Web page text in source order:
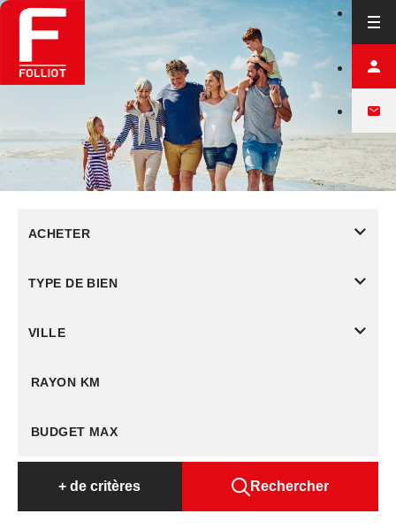
ACHETER
TYPE DE BIEN
VILLE
RAYON KM
+ de critères Rechercher